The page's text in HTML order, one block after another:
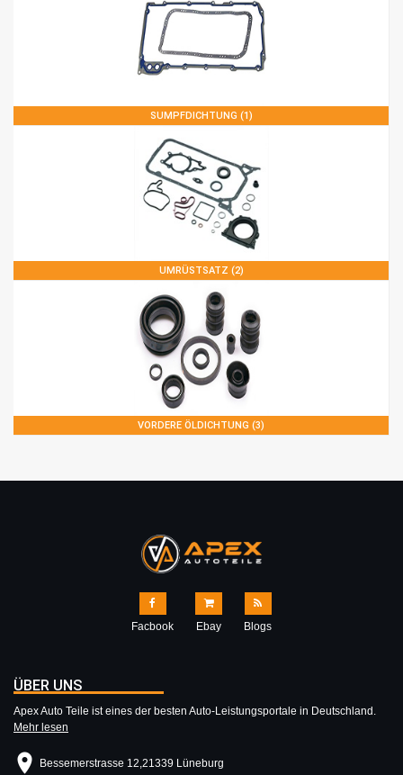
SUMPFDICHTUNG (1)
UMRÜSTSATZ (2)
VORDERE ÖLDICHTUNG (3)
Facbook Ebay Blogs
ÜBER UNS
Apex Auto Teile ist eines der besten Auto-Leistungsportale in Deutschland.
Mehr lesen
Bessemerstrasse 12,21339 Lüneburg